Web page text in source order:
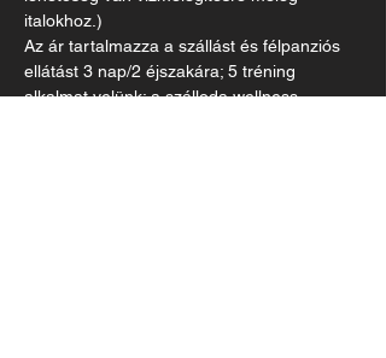
italokhoz.)
Az ár tartalmazza a szállást és félpanziós
ellátást 3 nap/2 éjszakára; 5 tréning
alkalmat velünk; a szálloda wellness